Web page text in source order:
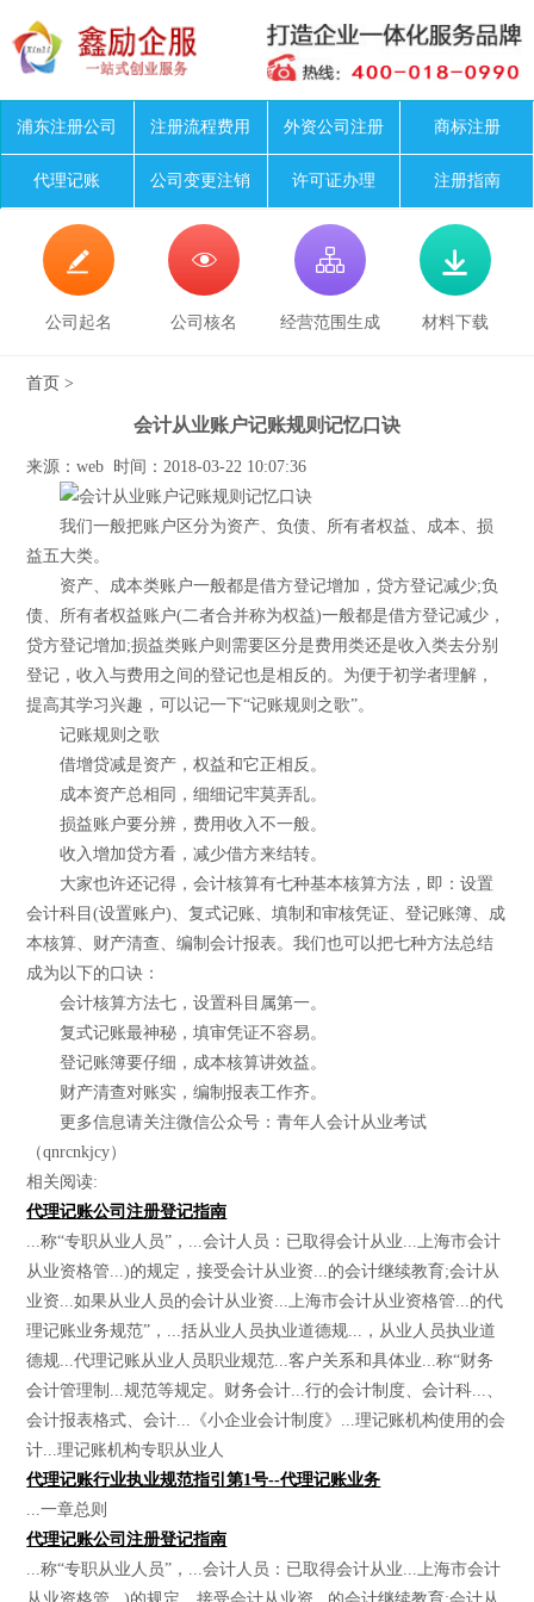
浦东注册公司 注册流程费用 外资公司注册 商标注册
代理记账 公司变更注销 许可证办理 注册指南

公司起名

公司核名

经营范围生成

材料下载
首页 >
会计从业账户记账规则记忆口诀
来源：web 时间：2018-03-22 10:07:36
我们一般把账户区分为资产、负债、所有者权益、成本、损
益五大类。
资产、成本类账户一般都是借方登记增加，贷方登记减少;负
债、所有者权益账户(二者合并称为权益)一般都是借方登记减少，
贷方登记增加;损益类账户则需要区分是费用类还是收入类去分别
登记，收入与费用之间的登记也是相反的。为便于初学者理解，
提高其学习兴趣，可以记一下“记账规则之歌”。
记账规则之歌
借增贷减是资产，权益和它正相反。
成本资产总相同，细细记牢莫弄乱。
损益账户要分辨，费用收入不一般。
收入增加贷方看，减少借方来结转。
大家也许还记得，会计核算有七种基本核算方法，即：设置
会计科目(设置账户)、复式记账、填制和审核凭证、登记账簿、成
本核算、财产清查、编制会计报表。我们也可以把七种方法总结
成为以下的口诀：
会计核算方法七，设置科目属第一。
复式记账最神秘，填审凭证不容易。
登记账簿要仔细，成本核算讲效益。
财产清查对账实，编制报表工作齐。
更多信息请关注微信公众号：青年人会计从业考试
（qnrcnkjcy）
相关阅读:
代理记账公司注册登记指南
...称“专职从业人员”，...会计人员：已取得会计从业...上海市会计
从业资格管...)的规定，接受会计从业资...的会计继续教育;会计从
业资...如果从业人员的会计从业资...上海市会计从业资格管...的代
理记账业务规范”，...括从业人员执业道德规...，从业人员执业道
德规...代理记账从业人员职业规范...客户关系和具体业...称“财务
会计管理制...规范等规定。财务会计...行的会计制度、会计科...、
会计报表格式、会计...《小企业会计制度》...理记账机构使用的会
计...理记账机构专职从业人
代理记账行业执业规范指引第1号--代理记账业务
...一章总则
代理记账公司注册登记指南
...称“专职从业人员”，...会计人员：已取得会计从业...上海市会计